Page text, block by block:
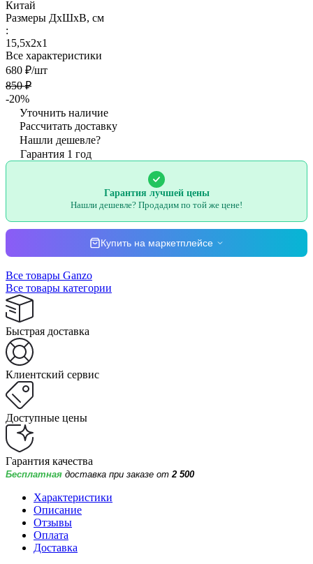
Китай
Размеры ДхШхВ, см
:
15,5х2х1
Все характеристики
680 ₽/шт
850 ₽
-20%
Уточнить наличие
Рассчитать доставку
Нашли дешевле?
Гарантия 1 год
Гарантия лучшей цены
Нашли дешевле? Продадим по той же цене!
Купить на маркетплейсе
Все товары Ganzo
Все товары категории
Быстрая доставка
Клиентский сервис
Доступные цены
Гарантия качества
Бесплатная доставка при заказе от 2 500
Характеристики
Описание
Отзывы
Оплата
Доставка